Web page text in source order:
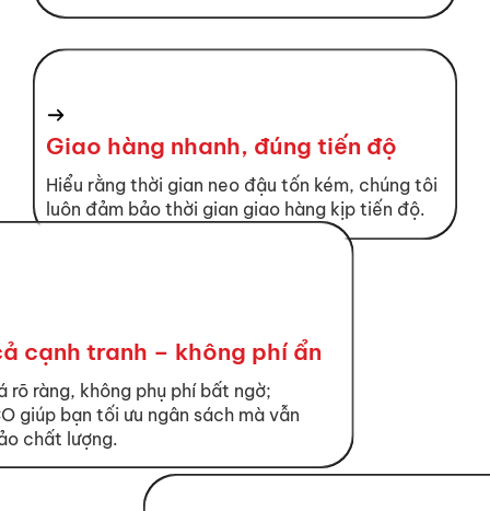
Giao hàng nhanh, đúng tiến độ
Hiểu rằng thời gian neo đậu tốn kém, chúng tôi
luôn đảm bảo thời gian giao hàng kịp tiến độ.
cạnh tranh – không phí ẩn
rõ ràng, không phụ phí bất ngờ;
giúp bạn tối ưu ngân sách mà vẫn
chất lượng.